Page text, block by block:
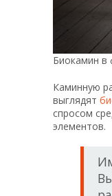
Биокамин в
Каминную
выглядят
спросом
элементов.